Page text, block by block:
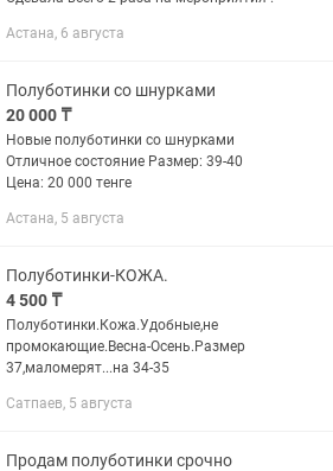
Астана, 6 августа
Полуботинки со шнурками
20 000 ₸
Новые полуботинки со шнурками
Отличное состояние Размер: 39-40
Цена: 20 000 тенге
Астана, 5 августа
Полуботинки-КОЖА.
4 500 ₸
Полуботинки.Кожа.Удобные,не
промокающие.Весна-Осень.Размер
37,маломерят...на 34-35
Сатпаев, 5 августа
Продам полуботинки срочно